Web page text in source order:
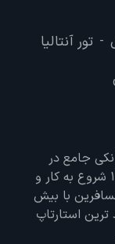
- تور آنتالیا
جامع در
تمامی زمینه های گردشگری در سال 1391 شروع به کار و
مسافرین با بیش
ترین استارتاپ